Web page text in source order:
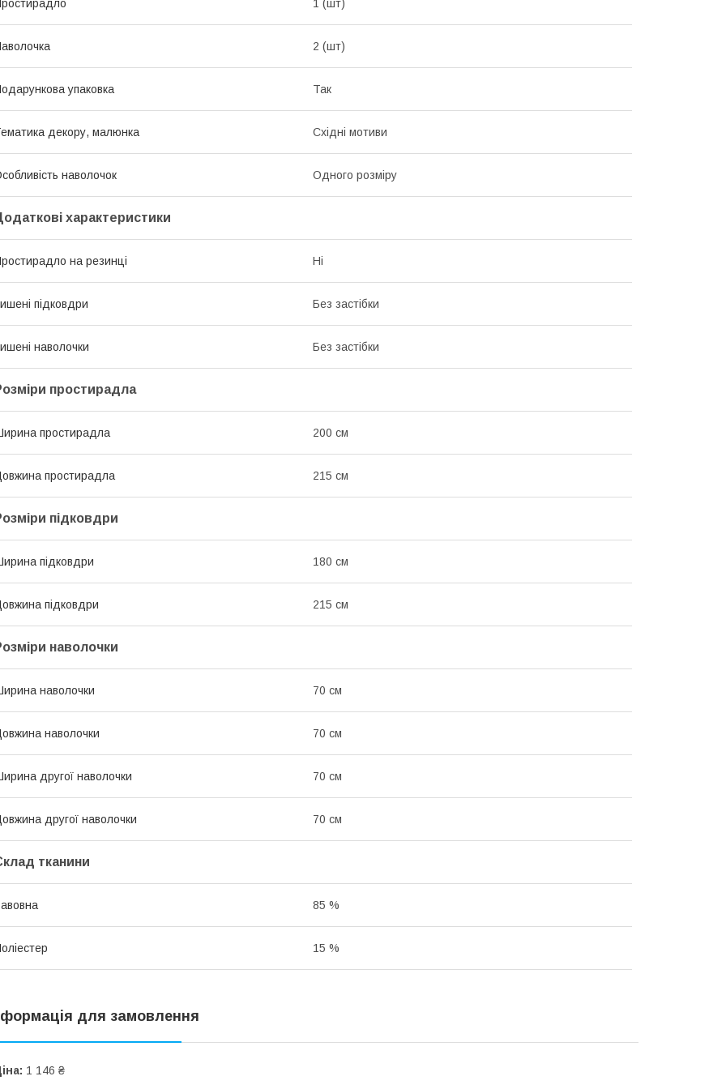
Простирадло 1 (шт)
2 (шт)
упаковка Так
декору, малюнка Східні мотиви
наволочок Одного розміру
характеристики
на резинці Ні
підковдри Без застібки
наволочки Без застібки
простирадла
простирадла 200 см
простирадла 215 см
підковдри
підковдри 180 см
підковдри 215 см
наволочки
наволочки 70 см
наволочки 70 см
другої наволочки 70 см
другої наволочки 70 см
тканини
85 %
15 %
для замовлення
1 146 ₴